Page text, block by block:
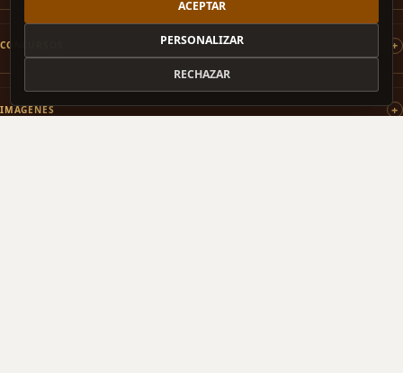
CONCURSOS
IMÁGENES
ACEPTAR
PERSONALIZAR
RECHAZAR